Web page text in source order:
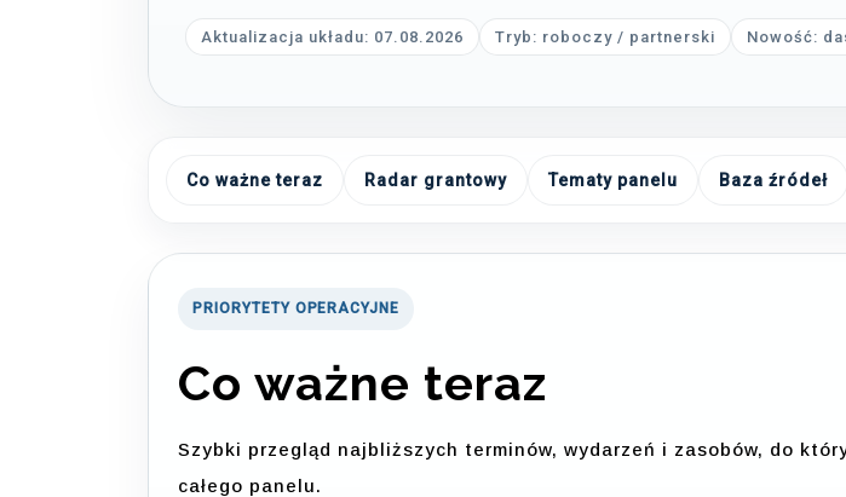
Aktualizacja układu: 07.08.2026 Tryb: roboczy / partnerski Nowość:
Co ważne teraz Radar grantowy Tematy panelu Baza źródeł
PRIORYTETY OPERACYJNE
Co ważne teraz
Szybki przegląd najbliższych terminów, wydarzeń i zasobów, do
całego panelu.